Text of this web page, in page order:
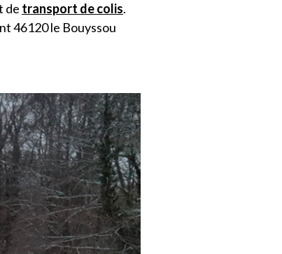
de transport de colis.
46120 le Bouyssou